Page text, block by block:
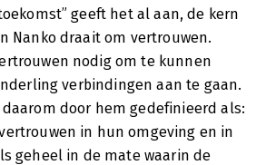
geeft het al aan, de kern
Nanko draait om vertrouwen.
nodig om te kunnen
verbindingen aan te gaan.
door hem gedefinieerd als:
in hun omgeving en in
geheel in de mate waarin de